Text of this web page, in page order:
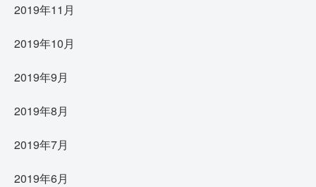
2019年11月
2019年10月
2019年9月
2019年8月
2019年7月
2019年6月